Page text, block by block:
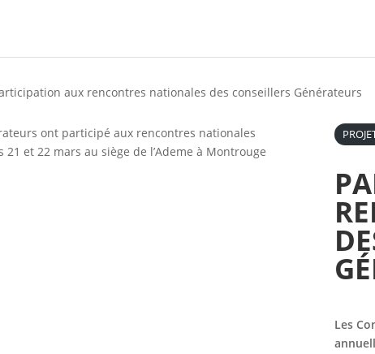
aux rencontres nationales des conseillers Générateurs
Les